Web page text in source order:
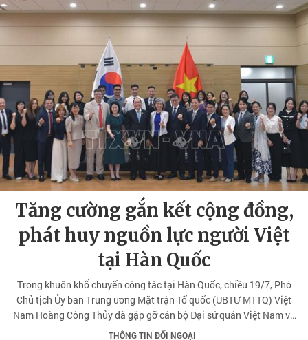
Tăng cường gắn kết cộng đồng,
phát huy nguồn lực người Việt
tại Hàn Quốc
Trong khuôn khổ chuyến công tác tại Hàn Quốc, chiều 19/7, Phó
Chủ tịch Ủy ban Trung ương Mặt trận Tổ quốc (UBTƯ MTTQ) Việt
Nam Hoàng Công Thủy đã gặp gỡ cán bộ Đại sứ quán Việt Nam và
đại diện cộng đồng người Việt Nam tại Hàn Quốc.
THÔNG TIN ĐỐI NGOẠI